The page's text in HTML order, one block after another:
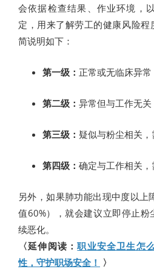
会依据检查结果、作业环境，
定，用来了解劳工的健康风险
简说明如下：
第一级： 正常或无临床异常
第二级： 异常但与工作无关
第三级： 疑似与粉尘相关
第四级： 确定与工作相关
另外，如果肺功能出现中度以上
值60%），就会建议立即停止
续恶化。
〈延伸阅读：职业安全卫生怎
性，守护职场安全！ 〉